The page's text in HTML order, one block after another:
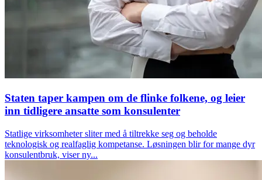
Staten taper kampen om de flinke folkene, og leier
inn tidligere ansatte som konsulenter
Statlige virksomheter sliter med å tiltrekke seg og beholde
teknologisk og realfaglig kompetanse. Løsningen blir for mange dyr
konsulentbruk, viser ny...